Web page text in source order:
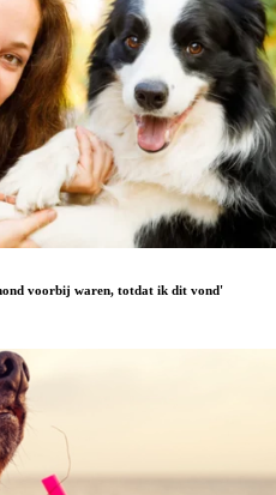
voorbij waren, totdat ik dit vond'